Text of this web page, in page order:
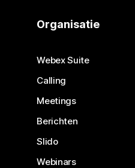
Organisatie
Webex Suite
Calling
Meetings
Berichten
Slido
Webinars